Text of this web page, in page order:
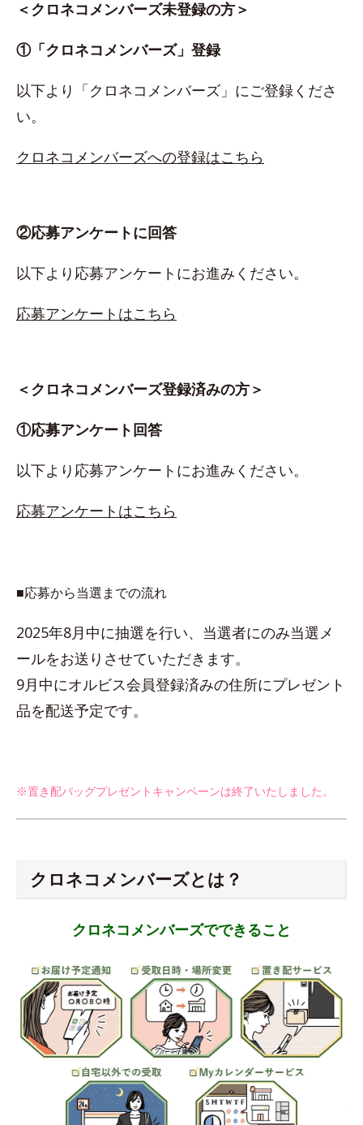
＜クロネコメンバーズ未登録の方＞
①「クロネコメンバーズ」登録
以下より「クロネコメンバーズ」にご登録くださ
い。
クロネコメンバーズへの登録はこちら
②応募アンケートに回答
以下より応募アンケートにお進みください。
応募アンケートはこちら
＜クロネコメンバーズ登録済みの方＞
①応募アンケート回答
以下より応募アンケートにお進みください。
応募アンケートはこちら
■応募から当選までの流れ
2025年8月中に抽選を行い、当選者にのみ当選メ
ールをお送りさせていただきます。
9月中にオルビス会員登録済みの住所にプレゼント
品を配送予定です。
※置き配バッグプレゼントキャンペーンは終了いたしました。
クロネコメンバーズとは？
クロネコメンバーズでできること